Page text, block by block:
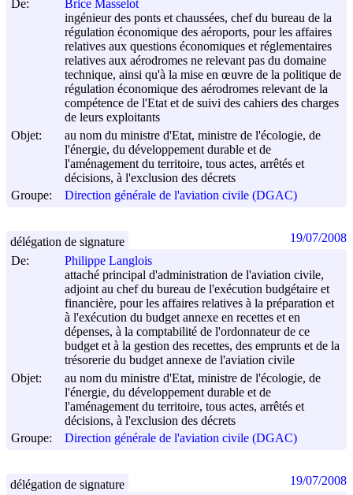
De:
Brice Masselot
ingénieur des ponts et chaussées, chef du bureau de la
régulation économique des aéroports, pour les affaires
relatives aux questions économiques et réglementaires
relatives aux aérodromes ne relevant pas du domaine
technique, ainsi qu'à la mise en œuvre de la politique de
régulation économique des aérodromes relevant de la
compétence de l'Etat et de suivi des cahiers des charges
de leurs exploitants
Objet:
au nom du ministre d'Etat, ministre de l'écologie, de
l'énergie, du développement durable et de
l'aménagement du territoire, tous actes, arrêtés et
décisions, à l'exclusion des décrets
Groupe:
Direction générale de l'aviation civile (DGAC)
De:
Philippe Langlois
attaché principal d'administration de l'aviation civile,
adjoint au chef du bureau de l'exécution budgétaire et
financière, pour les affaires relatives à la préparation et
à l'exécution du budget annexe en recettes et en
dépenses, à la comptabilité de l'ordonnateur de ce
budget et à la gestion des recettes, des emprunts et de la
trésorerie du budget annexe de l'aviation civile
Objet:
au nom du ministre d'Etat, ministre de l'écologie, de
l'énergie, du développement durable et de
l'aménagement du territoire, tous actes, arrêtés et
décisions, à l'exclusion des décrets
Groupe:
Direction générale de l'aviation civile (DGAC)
délégation de signature 19/07/2008
délégation de signature 19/07/2008